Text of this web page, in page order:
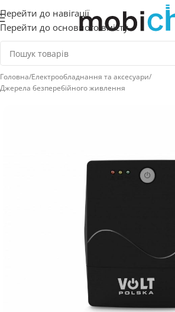
Перейти до навігації
Перейти до основного вмісту
Головна/Електрообладнання та аксесуари/
Джерела безперебійного живлення